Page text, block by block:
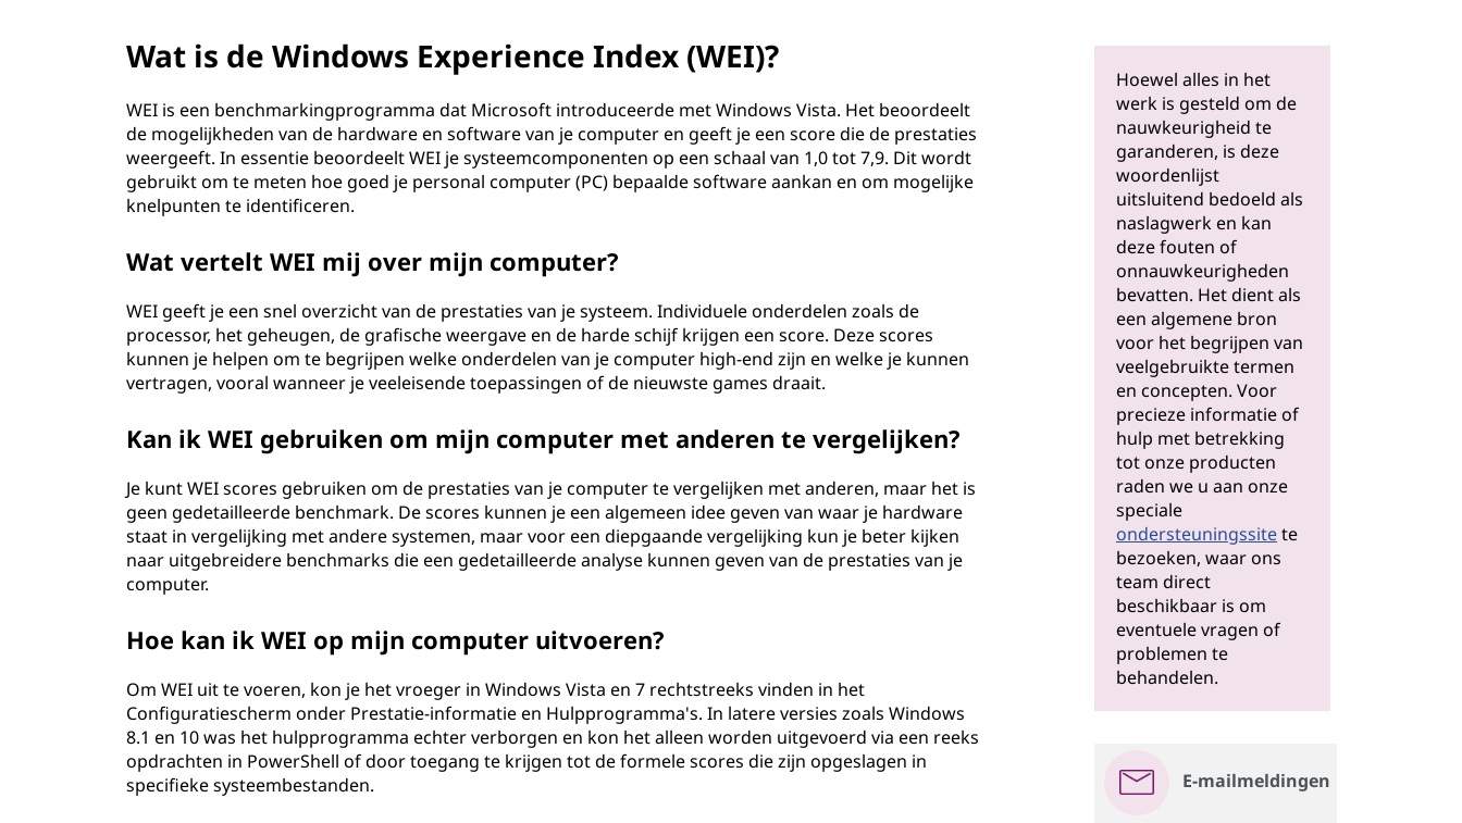
Wat is de Windows Experience Index (WEI)?
WEI is een benchmarkingprogramma dat Microsoft introduceerde met Windows Vista. Het beoordeelt
de mogelijkheden van de hardware en software van je computer en geeft je een score die de prestaties
weergeeft. In essentie beoordeelt WEI je systeemcomponenten op een schaal van 1,0 tot 7,9. Dit wordt
gebruikt om te meten hoe goed je personal computer (PC) bepaalde software aankan en om mogelijke
knelpunten te identificeren.
Wat vertelt WEI mij over mijn computer?
WEI geeft je een snel overzicht van de prestaties van je systeem. Individuele onderdelen zoals de
processor, het geheugen, de grafische weergave en de harde schijf krijgen een score. Deze scores
kunnen je helpen om te begrijpen welke onderdelen van je computer high-end zijn en welke je kunnen
vertragen, vooral wanneer je veeleisende toepassingen of de nieuwste games draait.
Kan ik WEI gebruiken om mijn computer met anderen te vergelijken?
Je kunt WEI scores gebruiken om de prestaties van je computer te vergelijken met anderen, maar het is
geen gedetailleerde benchmark. De scores kunnen je een algemeen idee geven van waar je hardware
staat in vergelijking met andere systemen, maar voor een diepgaande vergelijking kun je beter kijken
naar uitgebreidere benchmarks die een gedetailleerde analyse kunnen geven van de prestaties van je
computer.
Hoe kan ik WEI op mijn computer uitvoeren?
Om WEI uit te voeren, kon je het vroeger in Windows Vista en 7 rechtstreeks vinden in het
Configuratiescherm onder Prestatie-informatie en Hulpprogramma's. In latere versies zoals Windows
8.1 en 10 was het hulpprogramma echter verborgen en kon het alleen worden uitgevoerd via een reeks
opdrachten in PowerShell of door toegang te krijgen tot de formele scores die zijn opgeslagen in
specifieke systeembestanden.
Hoewel alles in het
werk is gesteld om de
nauwkeurigheid te
garanderen, is deze
woordenlijst
uitsluitend bedoeld als
naslagwerk en kan
deze fouten of
onnauwkeurigheden
bevatten. Het dient als
een algemene bron
voor het begrijpen van
veelgebruikte termen
en concepten. Voor
precieze informatie of
hulp met betrekking
tot onze producten
raden we u aan onze
speciale
ondersteuningssitete
bezoeken, waar ons
team direct
beschikbaar is om
eventuele vragen of
problemen te
behandelen.
E-mailmeldingen